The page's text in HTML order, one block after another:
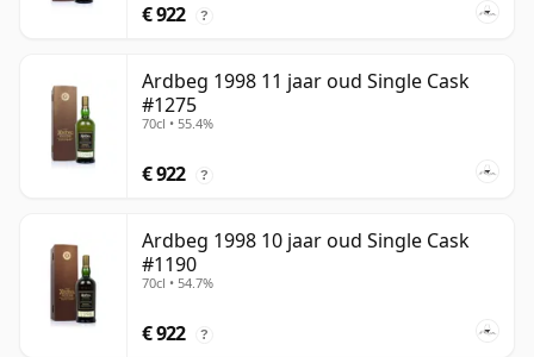
€ 922 ?
Ardbeg 1998 11 jaar oud Single Cask
#1275
70cl • 55.4%
€ 922 ?
Ardbeg 1998 10 jaar oud Single Cask
#1190
70cl • 54.7%
€ 922 ?